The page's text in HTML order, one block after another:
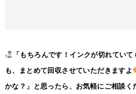
「もちろんです！インクが切れてい
も、まとめて回収させていただきますよ
かな？」と思ったら、お気軽にご相談く